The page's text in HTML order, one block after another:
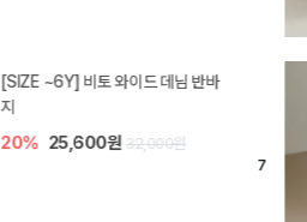
[SIZE ~6Y] 라핀 카프리 팬츠
30%